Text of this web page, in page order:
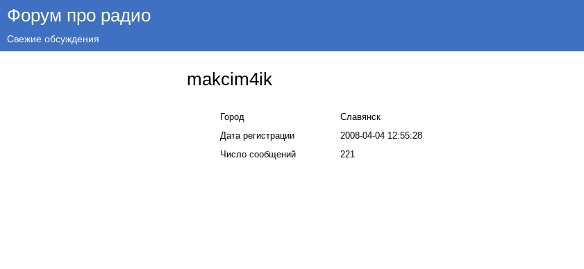
Форум про радио
Свежие обсуждения
makcim4ik
Город
Славянск
Дата регистрации
2008-04-04 12:55:28
Число сообщений
221